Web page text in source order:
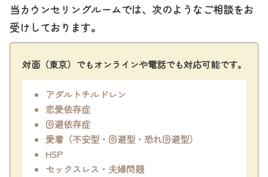
当カウンセリングルームでは、次のようなご相談をお
受けしております。
対面（東京）でもオンラインや電話でも対応可能です。
アダルトチルドレン
恋愛依存症
回避依存症
愛着（不安型・回避型・恐れ回避型）
HSP
セックスレス・夫婦問題